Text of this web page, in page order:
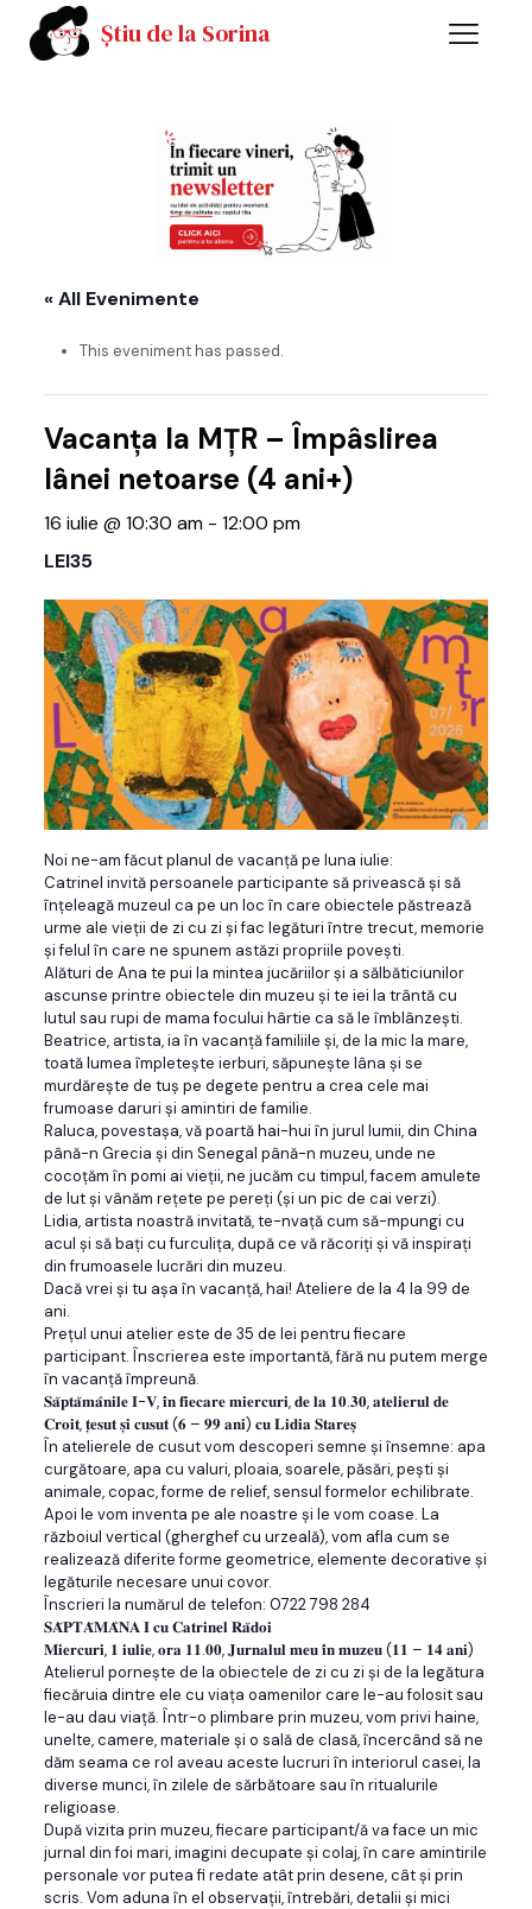
Știu de la Sorina
« All Evenimente
This eveniment has passed.
Vacanța la MȚR – Împâslirea
lânei netoarse (4 ani+)
16 iulie @ 10:30 am- 12:00 pm
LEI35
Noi ne-am făcut planul de vacanță pe luna iulie:
Catrinel invită persoanele participante să privească și să
înțeleagă muzeul ca pe un loc în care obiectele păstrează
urme ale vieții de zi cu zi și fac legături între trecut, memorie
și felul în care ne spunem astăzi propriile povești.
Alături de Ana te pui la mintea jucăriilor și a sălbăticiunilor
ascunse printre obiectele din muzeu și te iei la trântă cu
lutul sau rupi de mama focului hârtie ca să le îmblânzești.
Beatrice, artista, ia în vacanță familiile și, de la mic la mare,
toată lumea împletește ierburi, săpunește lâna și se
murdărește de tuș pe degete pentru a crea cele mai
frumoase daruri și amintiri de familie.
Raluca, povestașa, vă poartă hai-hui în jurul lumii, din China
până-n Grecia și din Senegal până-n muzeu, unde ne
cocoțăm în pomi ai vieții, ne jucăm cu timpul, facem amulete
de lut și vânăm rețete pe pereți (și un pic de cai verzi).
Lidia, artista noastră invitată, te-nvață cum să-mpungi cu
acul și să bați cu furculița, după ce vă răcoriți și vă inspirați
din frumoasele lucrări din muzeu.
Dacă vrei și tu așa în vacanță, hai! Ateliere de la 4 la 99 de
ani.
Prețul unui atelier este de 35 de lei pentru fiecare
participant. Înscrierea este importantă, fără nu putem merge
în vacanță împreună.
𝐒𝐚̆𝐩𝐭𝐚̆𝐦𝐚̂𝐧𝐢𝐥𝐞 𝐈-𝐕, 𝐢̂𝐧 𝐟𝐢𝐞𝐜𝐚𝐫𝐞 𝐦𝐢𝐞𝐫𝐜𝐮𝐫𝐢, 𝐝𝐞 𝐥𝐚 𝟏𝟎.𝟑𝟎, 𝐚𝐭𝐞𝐥𝐢𝐞𝐫𝐮𝐥 𝐝𝐞
𝐂𝐫𝐨𝐢𝐭, 𝐭̦𝐞𝐬𝐮𝐭 𝐬̦𝐢 𝐜𝐮𝐬𝐮𝐭 (𝟔 – 𝟗𝟗 𝐚𝐧𝐢) 𝐜𝐮 𝐋𝐢𝐝𝐢𝐚 𝐒𝐭𝐚𝐫𝐞𝐬̦
În atelierele de cusut vom descoperi semne și însemne: apa
curgătoare, apa cu valuri, ploaia, soarele, păsări, pești și
animale, copac, forme de relief, sensul formelor echilibrate.
Apoi le vom inventa pe ale noastre și le vom coase. La
războiul vertical (gherghef cu urzeală), vom afla cum se
realizează diferite forme geometrice, elemente decorative și
legăturile necesare unui covor.
Înscrieri la numărul de telefon: 0722 798 284
𝐒𝐀̆𝐏𝐓𝐀̆𝐌𝐀̂𝐍𝐀 𝐈 𝐜𝐮 𝐂𝐚𝐭𝐫𝐢𝐧𝐞𝐥 𝐑𝐚̆𝐝𝐨𝐢
𝐌𝐢𝐞𝐫𝐜𝐮𝐫𝐢, 𝟏 𝐢𝐮𝐥𝐢𝐞, 𝐨𝐫𝐚 𝟏𝟏.𝟎𝟎, 𝐉𝐮𝐫𝐧𝐚𝐥𝐮𝐥 𝐦𝐞𝐮 𝐢̂𝐧 𝐦𝐮𝐳𝐞𝐮 (𝟏𝟏 – 𝟏𝟒 𝐚𝐧𝐢)
Atelierul pornește de la obiectele de zi cu zi și de la legătura
fiecăruia dintre ele cu viața oamenilor care le-au folosit sau
le-au dau viață. Într-o plimbare prin muzeu, vom privi haine,
unelte, camere, materiale și o sală de clasă, încercând să ne
dăm seama ce rol aveau aceste lucruri în interiorul casei, la
diverse munci, în zilele de sărbătoare sau în ritualurile
religioase.
După vizita prin muzeu, fiecare participant/ă va face un mic
jurnal din foi mari, imagini decupate și colaj, în care amintirile
personale vor putea fi redate atât prin desene, cât și prin
scris. Vom aduna în el observații, întrebări, detalii și mici